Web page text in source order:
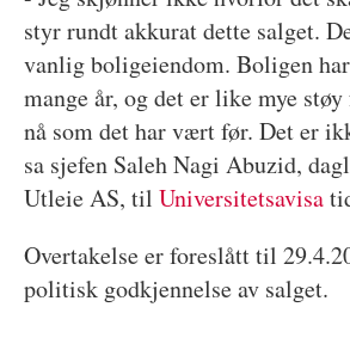
styr rundt akkurat dette salget.
vanlig boligeiendom. Boligen
mange år, og det er like mye
nå som det har vært før. Det er
sa sjefen Saleh Nagi Abuzid,
Utleie AS, til Universitetsavisa
Overtakelse er foreslått til
politisk godkjennelse av salget.